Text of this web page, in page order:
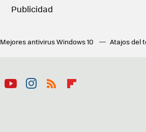
Mejores antivirus Windows 10 Atajos del